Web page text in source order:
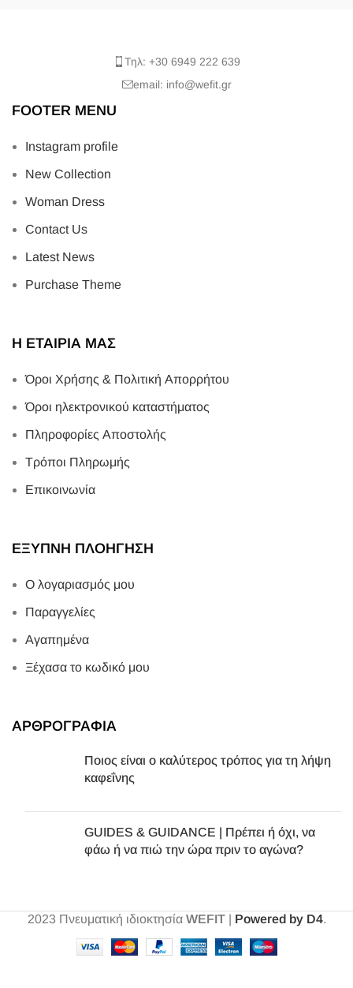
Τηλ: +30 6949 222 639
email: info@wefit.gr
FOOTER MENU
Instagram profile
New Collection
Woman Dress
Contact Us
Latest News
Purchase Theme
Η ΕΤΑΙΡΙΑ ΜΑΣ
Όροι Χρήσης & Πολιτική Απορρήτου
Όροι ηλεκτρονικού καταστήματος
Πληροφορίες Αποστολής
Τρόποι Πληρωμής
Επικοινωνία
ΕΞΥΠΝΗ ΠΛΟΗΓΗΣΗ
Ο λογαριασμός μου
Παραγγελίες
Αγαπημένα
Ξέχασα το κωδικό μου
ΑΡΘΡΟΓΡΑΦΙΑ
Ποιος είναι ο καλύτερος τρόπος για τη λήψη
καφεΐνης
GUIDES & GUIDANCE | Πρέπει ή όχι, να
φάω ή να πιώ την ώρα πριν το αγώνα?
2023 Πνευματική ιδιοκτησία WEFIT| Powered by D4.